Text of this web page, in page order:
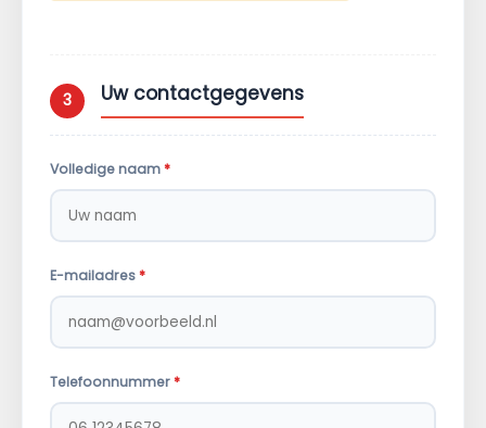
3 Uw contactgegevens
Volledige naam*
E-mailadres*
Telefoonnummer*